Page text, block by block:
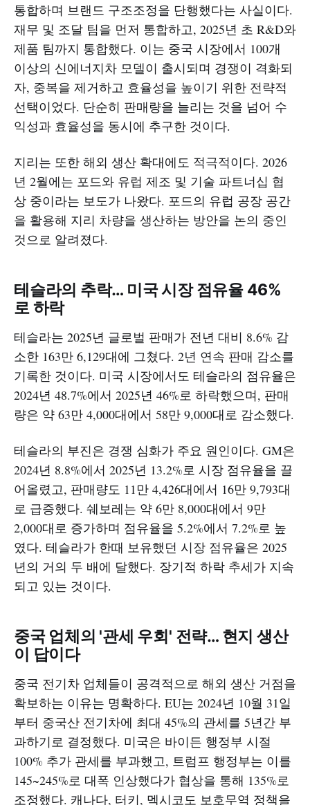
통합하며 브랜드 구조조정을 단행했다는 사실이다.
재무 및 조달 팀을 먼저 통합하고, 2025년 초 R&D와
제품 팀까지 통합했다. 이는 중국 시장에서 100개
이상의 신에너지차 모델이 출시되며 경쟁이 격화되
자, 중복을 제거하고 효율성을 높이기 위한 전략적
선택이었다. 단순히 판매량을 늘리는 것을 넘어 수
익성과 효율성을 동시에 추구한 것이다.​
지리는 또한 해외 생산 확대에도 적극적이다. 2026
년 2월에는 포드와 유럽 제조 및 기술 파트너십 협
상 중이라는 보도가 나왔다. 포드의 유럽 공장 공간
을 활용해 지리 차량을 생산하는 방안을 논의 중인
것으로 알려졌다.​
테슬라의 추락… 미국 시장 점유율 46%
로 하락
테슬라는 2025년 글로벌 판매가 전년 대비 8.6% 감
소한 163만 6,129대에 그쳤다. 2년 연속 판매 감소를
기록한 것이다. 미국 시장에서도 테슬라의 점유율은
2024년 48.7%에서 2025년 46%로 하락했으며, 판매
량은 약 63만 4,000대에서 58만 9,000대로 감소했다.
테슬라의 부진은 경쟁 심화가 주요 원인이다. GM은
2024년 8.8%에서 2025년 13.2%로 시장 점유율을 끌
어올렸고, 판매량도 11만 4,426대에서 16만 9,793대
로 급증했다. 쉐보레는 약 6만 8,000대에서 9만
2,000대로 증가하며 점유율을 5.2%에서 7.2%로 높
였다. 테슬라가 한때 보유했던 시장 점유율은 2025
년의 거의 두 배에 달했다. 장기적 하락 추세가 지속
되고 있는 것이다.​
중국 업체의 '관세 우회' 전략… 현지 생산
이 답이다
중국 전기차 업체들이 공격적으로 해외 생산 거점을
확보하는 이유는 명확하다. EU는 2024년 10월 31일
부터 중국산 전기차에 최대 45%의 관세를 5년간 부
과하기로 결정했다. 미국은 바이든 행정부 시절
100% 추가 관세를 부과했고, 트럼프 행정부는 이를
145~245%로 대폭 인상했다가 협상을 통해 135%로
조정했다. 캐나다, 터키, 멕시코도 보호무역 정책을